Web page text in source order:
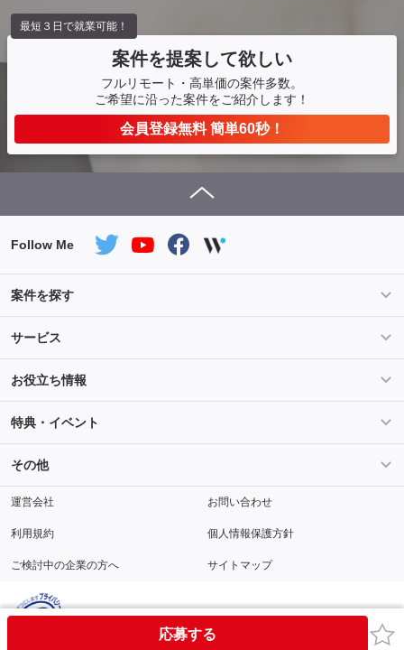
応募する お
案件を提案して欲しい
フルリモート・高単価の案件多数。
ご希望に沿った案件をご紹介します！
会員登録無料 簡単60秒！
最短３日で就業可能！
Follow Me
案件を探す
条件を指定して案件を探す
Salesforce案件特集 AWS案件特集
サービス
サービス紹介
ご登録から参画までの流れ フリーランスの声
お役立ち情報
ライフ
キャリア スキル・テクノロジー
特典・イベント
セミナー
その他
メディアパートナー 採用
運営会社 お問い合わせ
利用規約 個人情報保護方針
ご検討中の企業の方へ サイトマップ
© Fosternet Co., Ltd.